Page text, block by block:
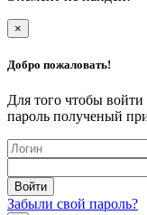
×
Добро пожаловать!
Для того чтобы войти
пароль полученый
Забыли свой пароль?